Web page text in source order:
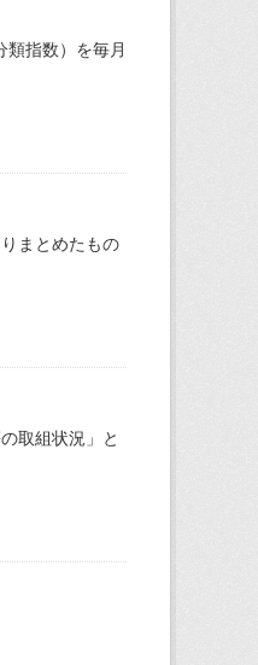
指数）を毎月
まとめたもの
取組状況」と